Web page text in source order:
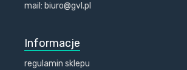
mail: biuro@gvl.pl
Informacje
regulamin sklepu